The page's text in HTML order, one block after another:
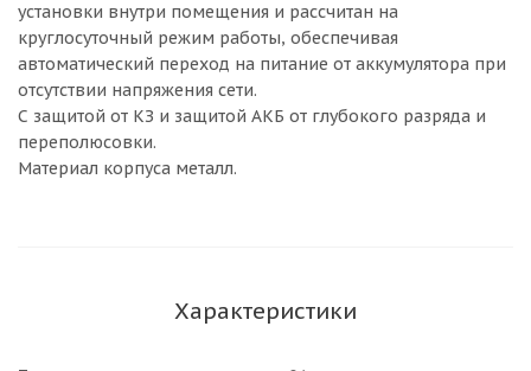
установки внутри помещения и рассчитан на
круглосуточный режим работы, обеспечивая
автоматический переход на питание от аккумулятора при
отсутствии напряжения сети.
С защитой от КЗ и защитой АКБ от глубокого разряда и
переполюсовки.
Материал корпуса металл.
Характеристики